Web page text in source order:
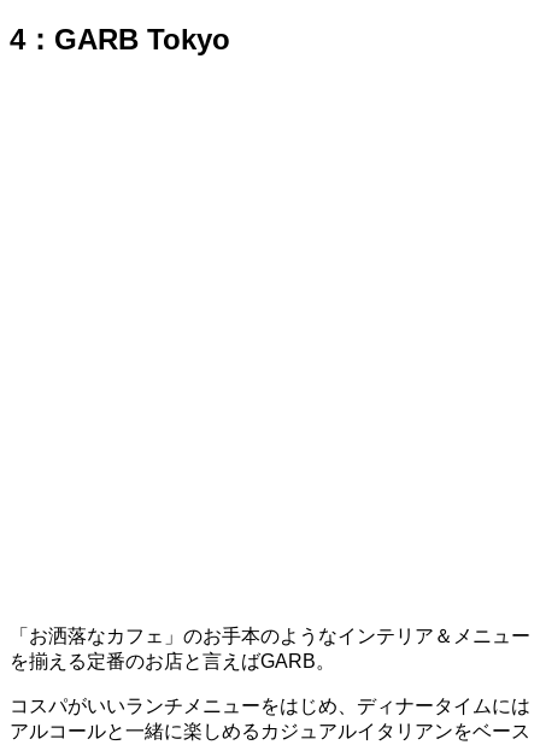
4：GARB Tokyo
「お洒落なカフェ」のお手本のようなインテリア＆メニュー
を揃える定番のお店と言えばGARB。
コスパがいいランチメニューをはじめ、ディナータイムには
アルコールと一緒に楽しめるカジュアルイタリアンをベース